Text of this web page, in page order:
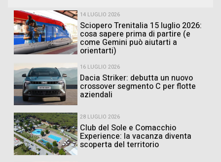
14 LUGLIO 2026
Sciopero Trenitalia 15 luglio 2026:
cosa sapere prima di partire (e
come Gemini può aiutarti a
orientarti)
16 LUGLIO 2026
Dacia Striker: debutta un nuovo
crossover segmento C per flotte
aziendali
28 LUGLIO 2026
Club del Sole e Comacchio
Experience: la vacanza diventa
scoperta del territorio